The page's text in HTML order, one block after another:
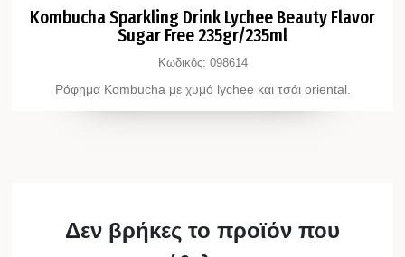
Kombucha Sparkling Drink Lychee Beauty Flavor
Sugar Free 235gr/235ml
Κωδικός: 098614
Ρόφημα Kombucha με χυμό lychee και τσάι oriental.
Δεν βρήκες το προϊόν που